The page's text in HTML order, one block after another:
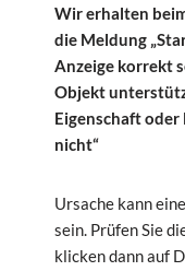
Wir erhalten
die Meldung
Anzeige korrekt
Objekt
Eigenschaft
nicht“
Ursache kann
sein. Prüfen Sie
klicken dann auf